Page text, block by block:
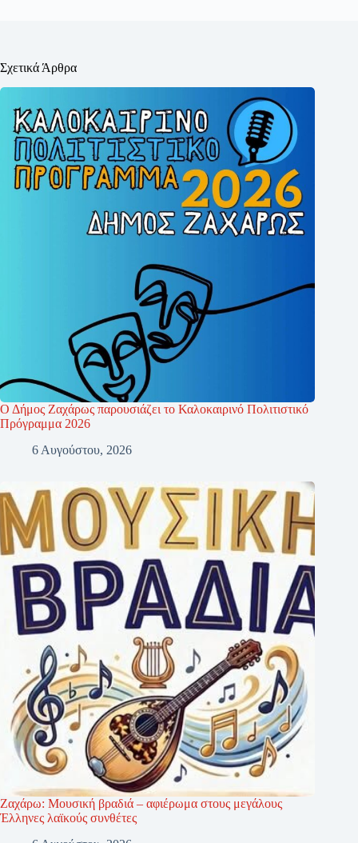
Σχετικά Άρθρα
Ο Δήμος Ζαχάρως παρουσιάζει το Καλοκαιρινό Πολιτιστικό
Πρόγραμμα 2026
6 Αυγούστου, 2026
Ζαχάρω: Μουσική βραδιά – αφιέρωμα στους μεγάλους
Έλληνες λαϊκούς συνθέτες